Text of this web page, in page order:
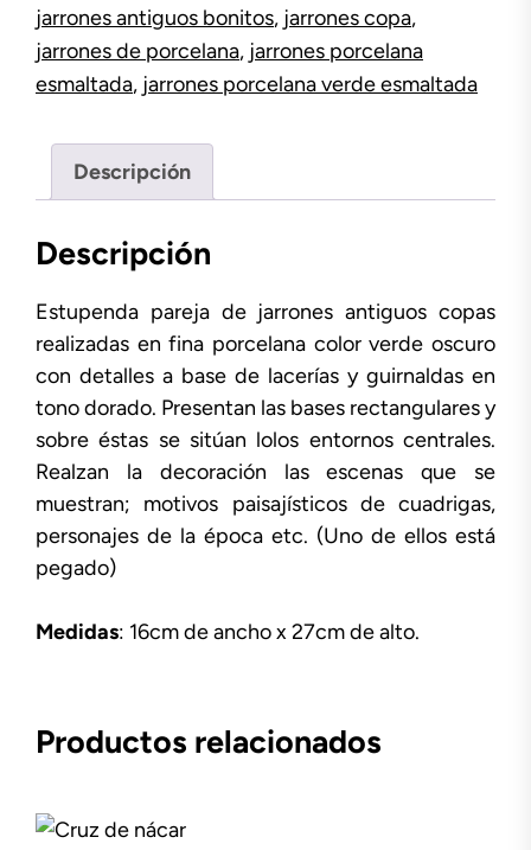
jarrones antiguos bonitos, jarrones copa,
jarrones de porcelana, jarrones porcelana
esmaltada, jarrones porcelana verde esmaltada
Descripción
Descripción
Estupenda pareja de jarrones antiguos copas
realizadas en fina porcelana color verde oscuro
con detalles a base de lacerías y guirnaldas en
tono dorado. Presentan las bases rectangulares y
sobre éstas se sitúan lolos entornos centrales.
Realzan la decoración las escenas que se
muestran; motivos paisajísticos de cuadrigas,
personajes de la época etc. (Uno de ellos está
pegado)
Medidas: 16cm de ancho x 27cm de alto.
Productos relacionados